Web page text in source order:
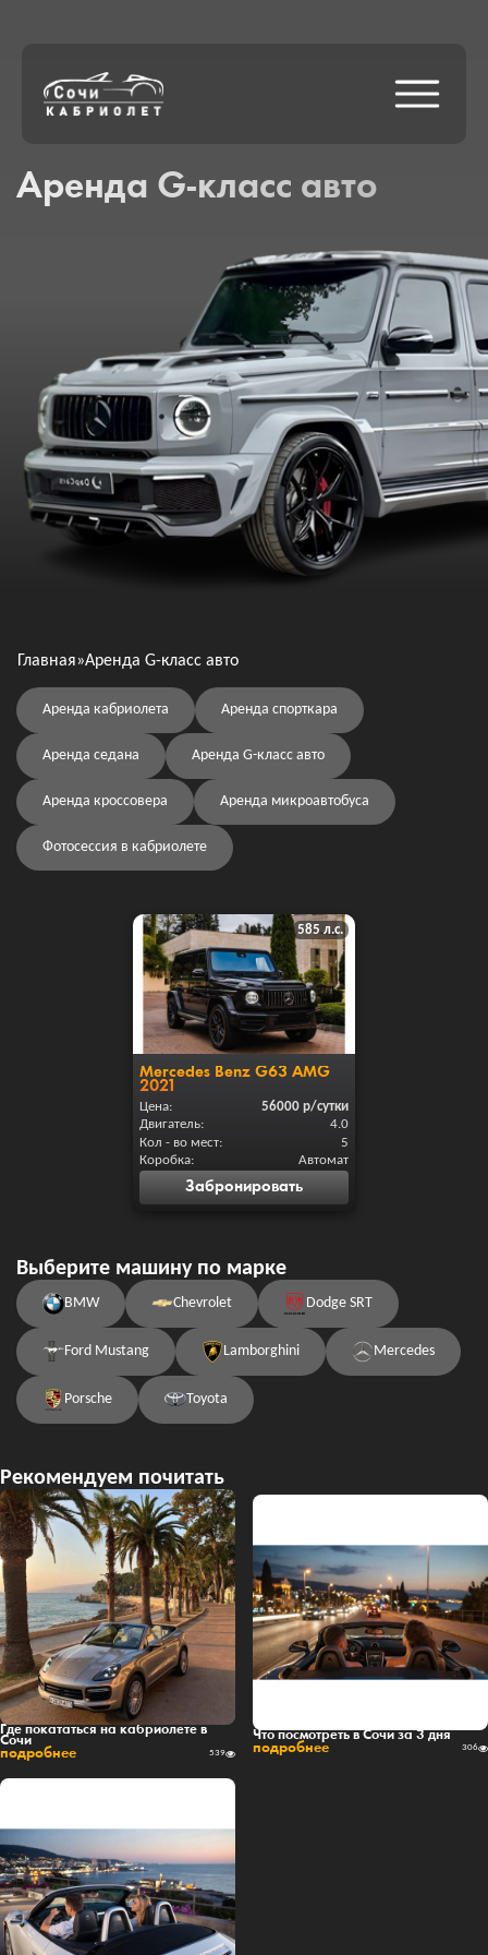
Аренда G-класс авто
Главная»Аренда G-класс авто
Аренда кабриолета Аренда спорткара
Аренда седана Аренда G-класс авто
Аренда кроссовера Аренда микроавтобуса
Фотосессия в кабриолете
Mercedes Benz G63 AMG
2021
Цена: 56000 р/сутки
Забронировать
Выберите машину по марке
BMW Chevrolet Dodge SRT
Ford Mustang Lamborghini Mercedes
Porsche Toyota
Рекомендуем почитать
Где покататься на кабриолете в
Сочи
подробнее 539
Что посмотреть в Сочи за 3 дня
подробнее 306